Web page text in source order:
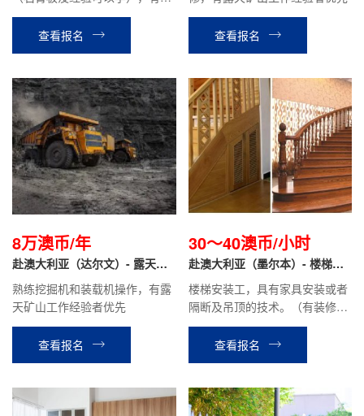
灰经验优先.
查看报名
查看报名
8万澳币/年
赴澳大利亚（达尔文）- 露天矿
熟练挖掘机和装载机操作，有露
天矿山工作经验者优先
查看报名
30～40澳币/小时
赴澳大利亚（墨尔本）- 楼梯安
楼梯安装工，具有家具安装或者
隔断及吊顶的技术。（有装修木
工的技术）
查看报名